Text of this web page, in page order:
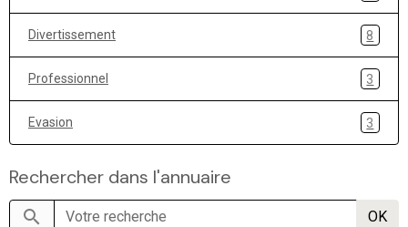
Divertissement 8
Professionnel 3
Evasion 3
Rechercher dans l'annuaire
OK